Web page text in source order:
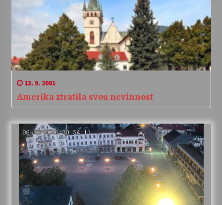
13. 9. 2001
Amerika ztratila svou nevinnost